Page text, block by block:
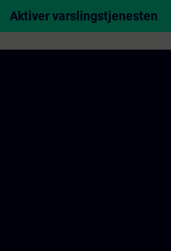
Aktiver varslingstjenesten